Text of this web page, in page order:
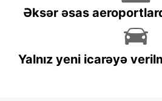
Əksər əsas
Yalnız yeni icarəyə